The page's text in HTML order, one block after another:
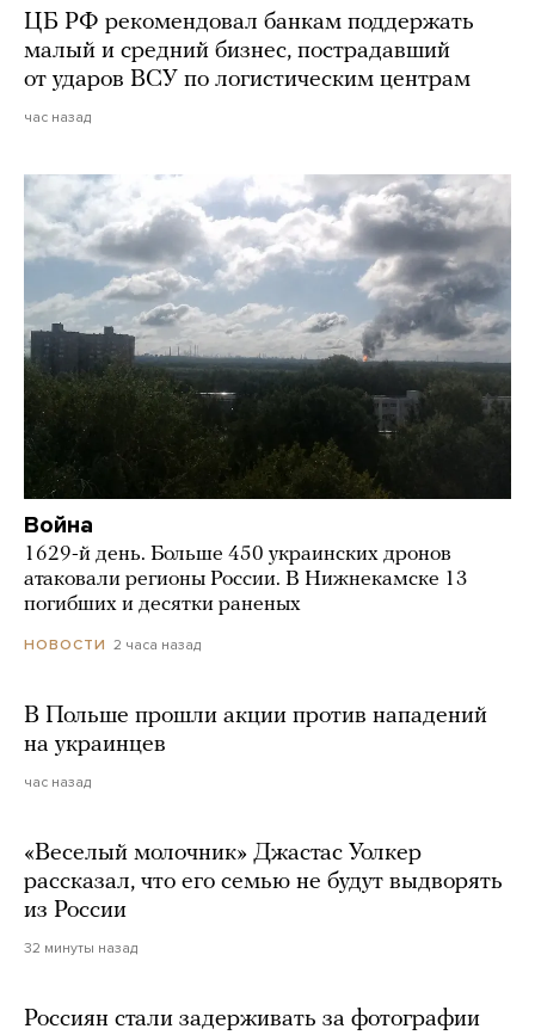
ЦБ РФ рекомендовал банкам поддержать
малый и средний бизнес, пострадавший
от ударов ВСУ по логистическим центрам
час назад
Война
1629-й день. Больше 450 украинских дронов
атаковали регионы России. В Нижнекамске 13
погибших и десятки раненых
НОВОСТИ 2 часа назад
В Польше прошли акции против нападений
на украинцев
час назад
«Веселый молочник» Джастас Уолкер
рассказал, что его семью не будут выдворять
из России
32 минуты назад
Россиян стали задерживать за фотографии